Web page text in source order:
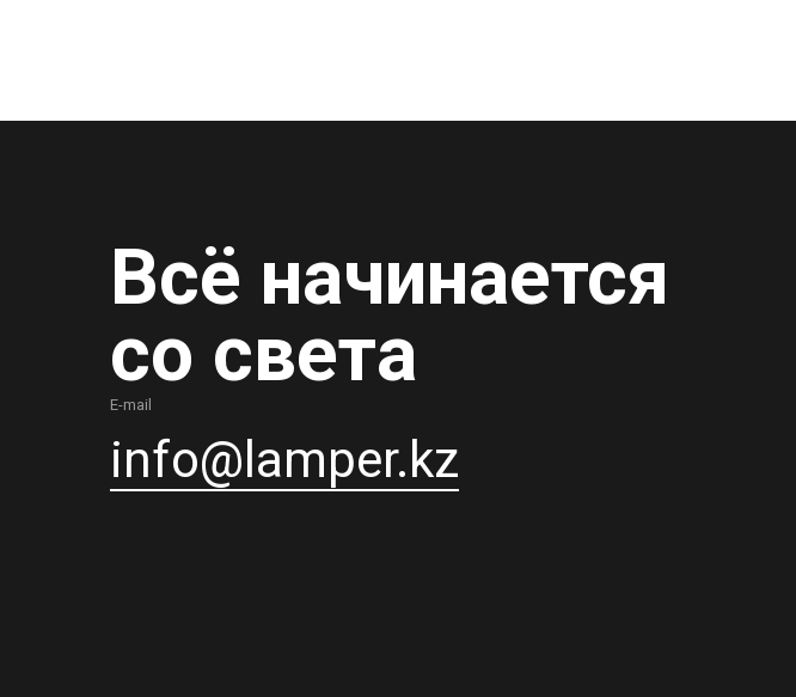
Всё начинается
со света
E-mail
info@lamper.kz